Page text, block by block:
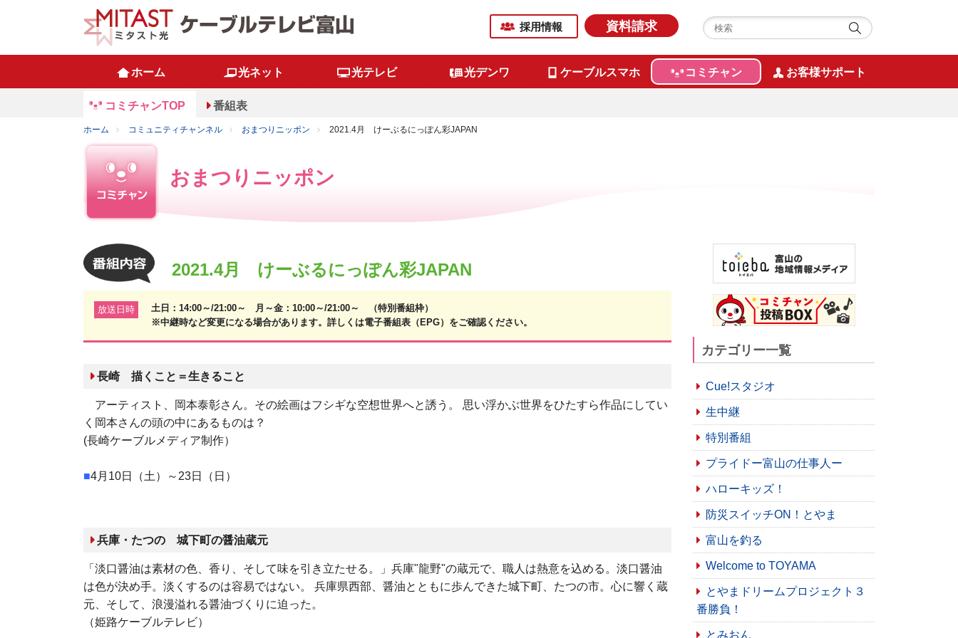
採用情報 資料請求
ホーム 光ネット 光テレビ 光デンワ ケーブルスマホ コミチャン お客様サポート
コミチャンTOP 番組表
ホーム コミュニティチャンネル おまつりニッポン 2021.4月 けーぶるにっぽん彩JAPAN
おまつりニッポン
2021.4月 けーぶるにっぽん彩JAPAN
放送日時
土日：14:00～/21:00～ 月～金：10:00～/21:00～ （特別番組枠）
※中継時など変更になる場合があります。詳しくは電子番組表（EPG）をご確認ください。
長崎 描くこと＝生きること
アーティスト、岡本泰彰さん。その絵画はフシギな空想世界へと誘う。 思い浮かぶ世界をひたすら作品にしてい
く岡本さんの頭の中にあるものは？
(長崎ケーブルメディア制作）
■4月10日（土）～23日（日）
兵庫・たつの 城下町の醤油蔵元
「淡口醤油は素材の色、香り、そして味を引き立たせる。」兵庫"龍野"の蔵元で、職人は熱意を込める。淡口醤油
は色が決め手。淡くするのは容易ではない。 兵庫県西部、醤油とともに歩んできた城下町、たつの市。心に響く蔵
元、そして、浪漫溢れる醤油づくりに迫った。
（姫路ケーブルテレビ）
カテゴリー一覧
Cue!スタジオ
生中継
特別番組
プライドー富山の仕事人ー
ハローキッズ！
防災スイッチON！とやま
富山を釣る
Welcome to TOYAMA
とやまドリームプロジェクト３
番勝負！
とみおん